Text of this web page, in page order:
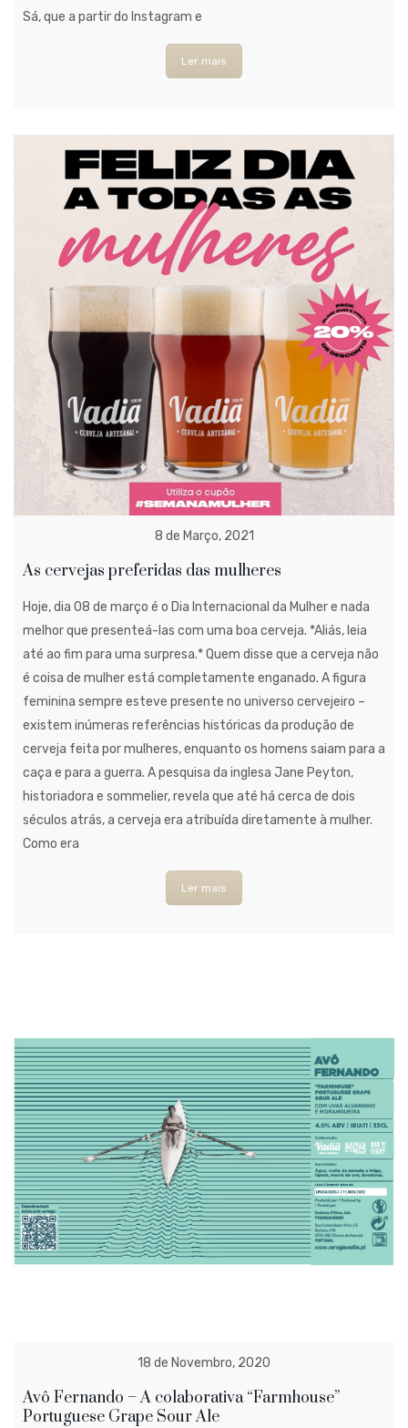
Sá, que a partir do Instagram e
Ler mais
8 de Março, 2021
As cervejas preferidas das mulheres
Hoje, dia 08 de março é o Dia Internacional da Mulher e nada
melhor que presenteá-las com uma boa cerveja. *Aliás, leia
até ao fim para uma surpresa.* Quem disse que a cerveja não
é coisa de mulher está completamente enganado. A figura
feminina sempre esteve presente no universo cervejeiro –
existem inúmeras referências históricas da produção de
cerveja feita por mulheres, enquanto os homens saiam para a
caça e para a guerra. A pesquisa da inglesa Jane Peyton,
historiadora e sommelier, revela que até há cerca de dois
séculos atrás, a cerveja era atribuída diretamente à mulher.
Como era
Ler mais
18 de Novembro, 2020
Avô Fernando – A colaborativa “Farmhouse”
Portuguese Grape Sour Ale